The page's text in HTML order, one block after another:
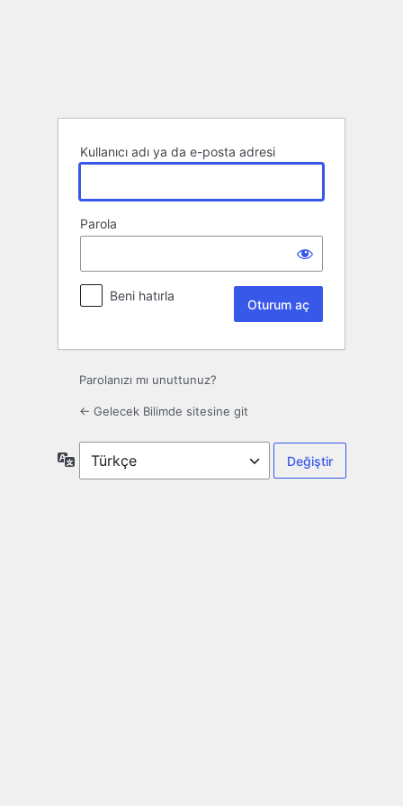
Kullanıcı adı ya da e-posta adresi
Parola
Beni hatırla
Parolanızı mı unuttunuz?
← Gelecek Bilimde sitesine git
Dil